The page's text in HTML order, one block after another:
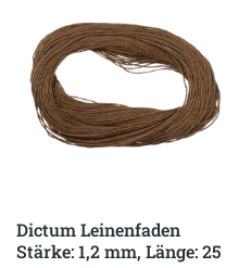
Dictum Leinenfaden
Stärke: 1,2 mm, Länge: 25